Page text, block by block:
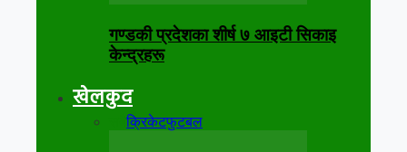
गण्डकी प्रदेशका शीर्ष ७ आइटी सिकाइ
केन्द्रहरू
खेलकुद
सबैक्रिकेटफुटबल